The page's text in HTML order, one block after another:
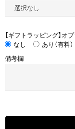
【ギフトラッピング】オ
なし
あり（有料）
備考欄